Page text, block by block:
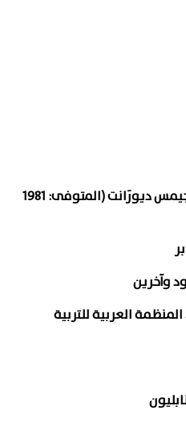
وِل ديورَانت = ويليام جيمس ديورَانت (المتوفى: 1981
وآخرين
المنظمة العربية للتربية